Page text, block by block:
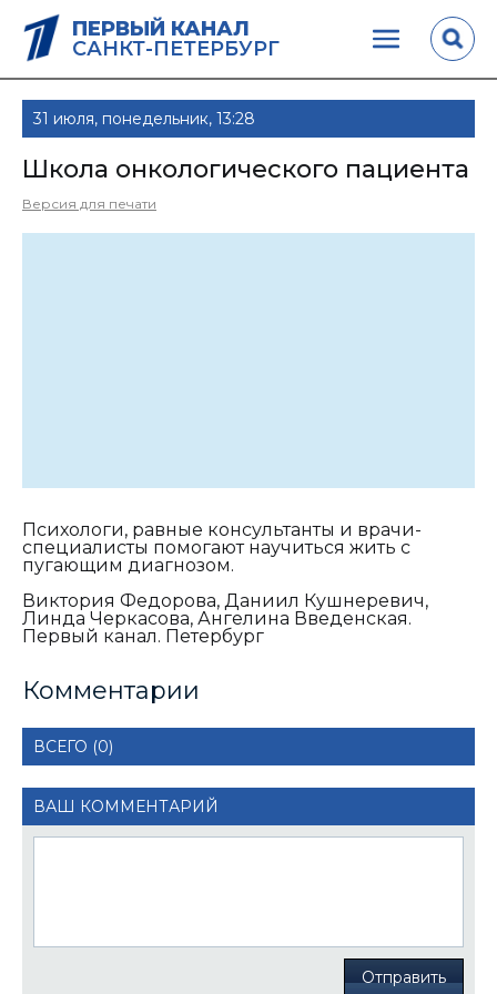
ПЕРВЫЙ КАНАЛ
САНКТ-ПЕТЕРБУРГ
31 июля, понедельник, 13:28
Школа онкологического пациента
Версия для печати
Психологи, равные консультанты и врачи-
специалисты помогают научиться жить с
пугающим диагнозом.
Виктория Федорова, Даниил Кушнеревич,
Линда Черкасова, Ангелина Введенская.
Первый канал. Петербург
Комментарии
ВСЕГО (0)
ВАШ КОММЕНТАРИЙ
Отправить